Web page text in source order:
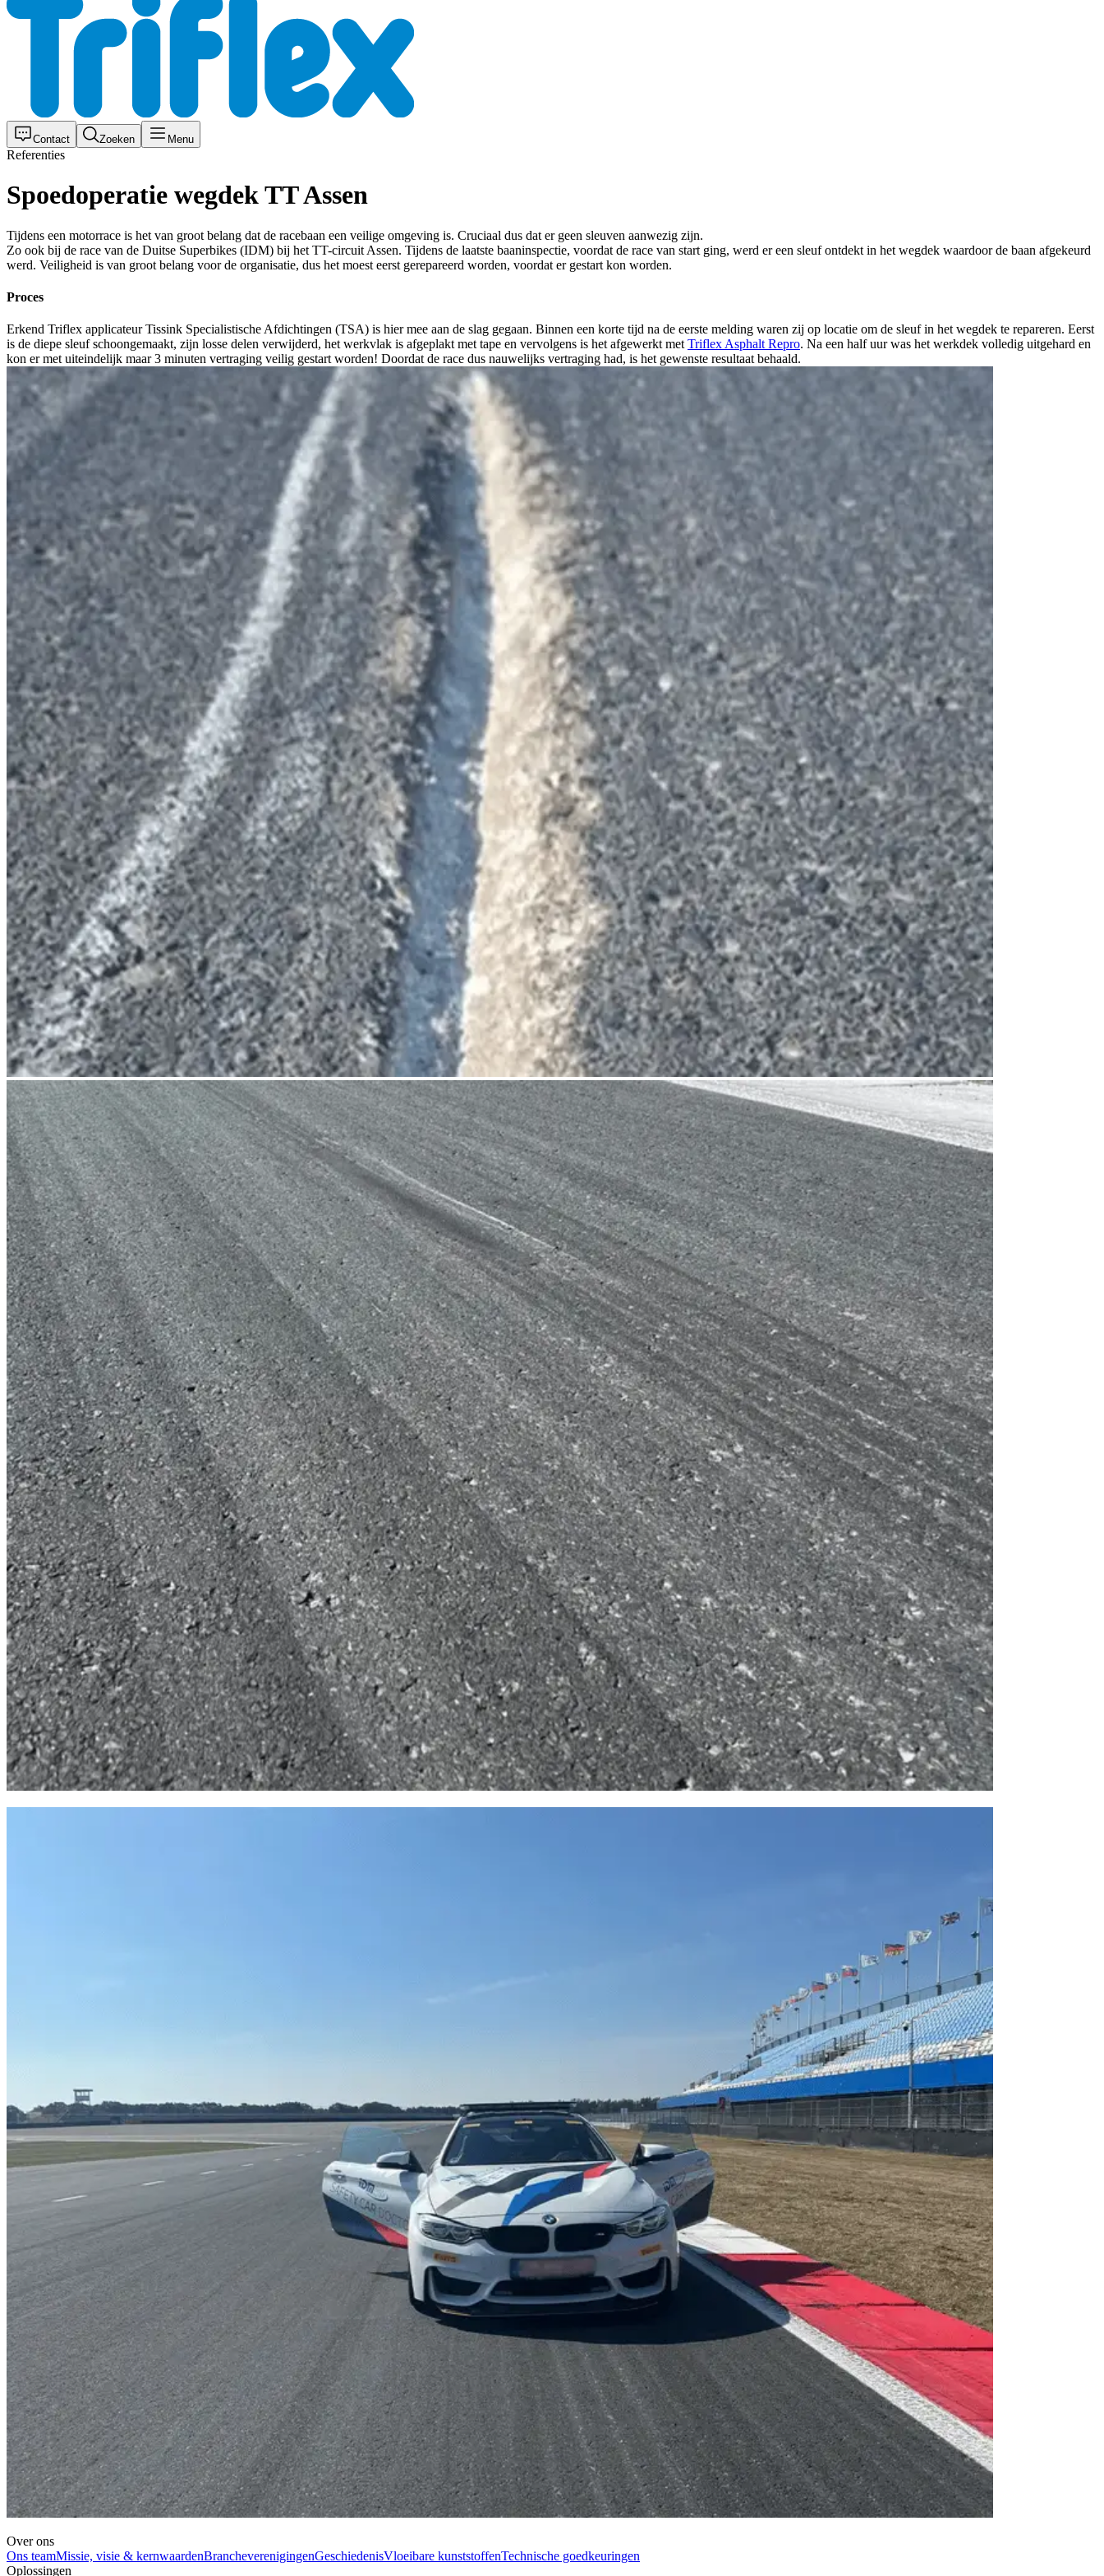
Contact Zoeken Menu
Referenties
Spoedoperatie wegdek TT Assen
Tijdens een motorrace is het van groot belang dat de racebaan een veilige omgeving is. Cruciaal dus dat er geen sleuven aanwezig zijn.
Zo ook bij de race van de Duitse Superbikes (IDM) bij het TT-circuit Assen. Tijdens de laatste baaninspectie, voordat de race van start ging, werd er een sleuf ontdekt in het wegdek waardoor de baan afgekeurd
werd. Veiligheid is van groot belang voor de organisatie, dus het moest eerst gerepareerd worden, voordat er gestart kon worden.
Proces
Erkend Triflex applicateur Tissink Specialistische Afdichtingen (TSA) is hier mee aan de slag gegaan. Binnen een korte tijd na de eerste melding waren zij op locatie om de sleuf in het wegdek te repareren. Eerst
is de diepe sleuf schoongemaakt, zijn losse delen verwijderd, het werkvlak is afgeplakt met tape en vervolgens is het afgewerkt metTriflex Asphalt Repro. Na een half uur was het werkdek volledig uitgehard en
kon er met uiteindelijk maar 3 minuten vertraging veilig gestart worden! Doordat de race dus nauwelijks vertraging had, is het gewenste resultaat behaald.
Over ons
Ons teamMissie, visie & kernwaardenBrancheverenigingenGeschiedenisVloeibare kunststoffenTechnische goedkeuringen
Oplossingen